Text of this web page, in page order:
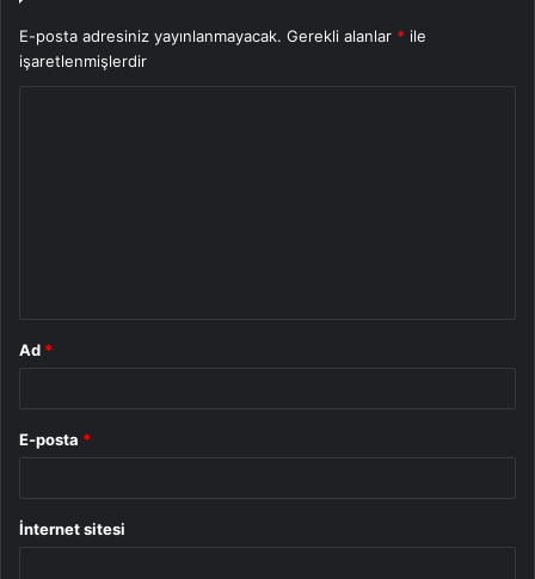
E-posta adresiniz yayınlanmayacak. Gerekli alanlar * ile
işaretlenmişlerdir
Ad *
E-posta *
İnternet sitesi